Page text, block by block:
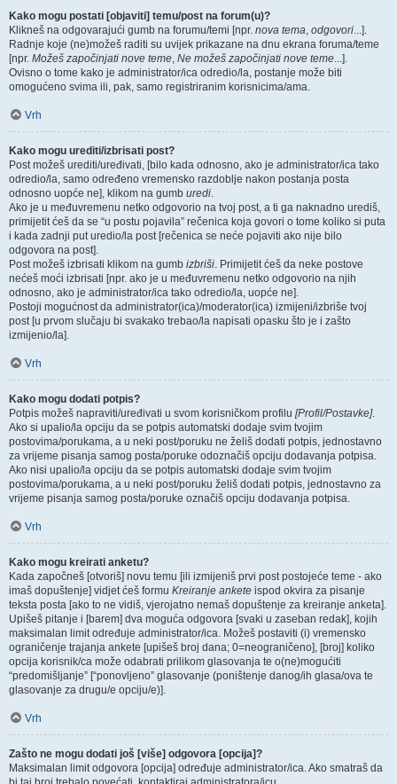
Kako mogu postati [objaviti] temu/post na forum(u)?
Klikneš na odgovarajući gumb na forumu/temi [npr. nova tema, odgovori...].
Radnje koje (ne)možeš raditi su uvijek prikazane na dnu ekrana foruma/teme
[npr. Možeš započinjati nove teme, Ne možeš započinjati nove teme...].
Ovisno o tome kako je administrator/ica odredio/la, postanje može biti
omogućeno svima ili, pak, samo registriranim korisnicima/ama.
Vrh
Kako mogu urediti/izbrisati post?
Post možeš urediti/uređivati, [bilo kada odnosno, ako je administrator/ica tako
odredio/la, samo određeno vremensko razdoblje nakon postanja posta
odnosno uopće ne], klikom na gumb uredi.
Ako je u međuvremenu netko odgovorio na tvoj post, a ti ga naknadno urediš,
primijetit ćeš da se “u postu pojavila” rečenica koja govori o tome koliko si puta
i kada zadnji put uredio/la post [rečenica se neće pojaviti ako nije bilo
odgovora na post].
Post možeš izbrisati klikom na gumb izbriši. Primijetit ćeš da neke postove
nećeš moći izbrisati [npr. ako je u međuvremenu netko odgovorio na njih
odnosno, ako je administrator/ica tako odredio/la, uopće ne].
Postoji mogućnost da administrator(ica)/moderator(ica) izmijeni/izbriše tvoj
post [u prvom slučaju bi svakako trebao/la napisati opasku što je i zašto
izmijenio/la].
Vrh
Kako mogu dodati potpis?
Potpis možeš napraviti/uređivati u svom korisničkom profilu [Profil/Postavke].
Ako si upalio/la opciju da se potpis automatski dodaje svim tvojim
postovima/porukama, a u neki post/poruku ne želiš dodati potpis, jednostavno
za vrijeme pisanja samog posta/poruke odoznačiš opciju dodavanja potpisa.
Ako nisi upalio/la opciju da se potpis automatski dodaje svim tvojim
postovima/porukama, a u neki post/poruku želiš dodati potpis, jednostavno za
vrijeme pisanja samog posta/poruke označiš opciju dodavanja potpisa.
Vrh
Kako mogu kreirati anketu?
Kada započneš [otvoriš] novu temu [ili izmijeniš prvi post postojeće teme - ako
imaš dopuštenje] vidjet ćeš formu Kreiranje ankete ispod okvira za pisanje
teksta posta [ako to ne vidiš, vjerojatno nemaš dopuštenje za kreiranje anketa].
Upišeš pitanje i [barem] dva moguća odgovora [svaki u zaseban redak], kojih
maksimalan limit određuje administrator/ica. Možeš postaviti (i) vremensko
ograničenje trajanja ankete [upišeš broj dana; 0=neograničeno], [broj] koliko
opcija korisnik/ca može odabrati prilikom glasovanja te o(ne)mogućiti
“predomišljanje” [“ponovljeno” glasovanje (poništenje danog/ih glasa/ova te
glasovanje za drugu/e opciju/e)].
Vrh
Zašto ne mogu dodati još [više] odgovora [opcija]?
Maksimalan limit odgovora [opcija] određuje administrator/ica. Ako smatraš da